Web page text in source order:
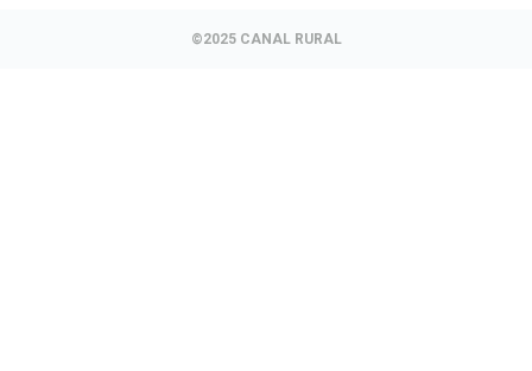
©2025 CANAL RURAL